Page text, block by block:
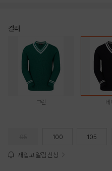
컬러
그린 네
100 105
재입고 알림 신청